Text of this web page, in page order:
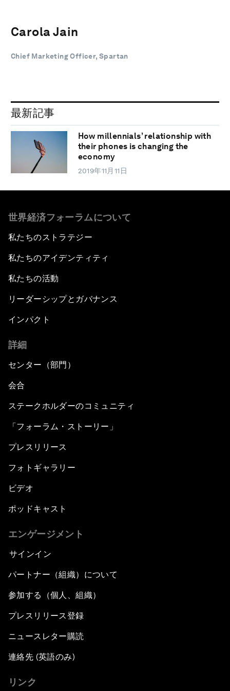
Carola Jain
Chief Marketing Officer, Spartan
最新記事
How millennials’ relationship with
their phones is changing the
economy
2019年11月11日
世界経済フォーラムについて
私たちのストラテジー
私たちのアイデンティティ
私たちの活動
リーダーシップとガバナンス
インパクト
詳細
センター（部門）
会合
ステークホルダーのコミュニティ
「フォーラム・ストーリー」
プレスリリース
フォトギャラリー
ビデオ
ポッドキャスト
エンゲージメント
サインイン
パートナー（組織）について
参加する（個人、組織）
プレスリリース登録
ニュースレター購読
連絡先 (英語のみ)
リンク